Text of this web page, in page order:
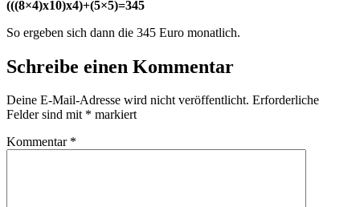
(((8×4)x10)x4)+(5×5)=345
So ergeben sich dann die 345 Euro monatlich.
Schreibe einen Kommentar
Deine E-Mail-Adresse wird nicht veröffentlicht. Erforderliche
Felder sind mit * markiert
Kommentar *